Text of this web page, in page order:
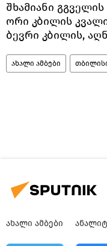
შხამიანი
ორი კბილის
ბევრი კბილის,
ახალი ამბები
ᲐᲮᲐᲚᲘ ᲐᲛᲑᲔᲑᲘ